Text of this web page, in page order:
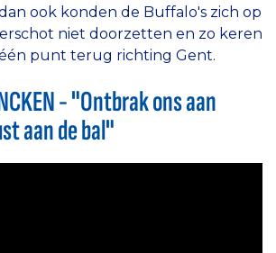
ook konden de Buffalo's zich op
niet doorzetten en zo keren
punt terug richting Gent.
- "Ontbrak ons aan
aan de bal"